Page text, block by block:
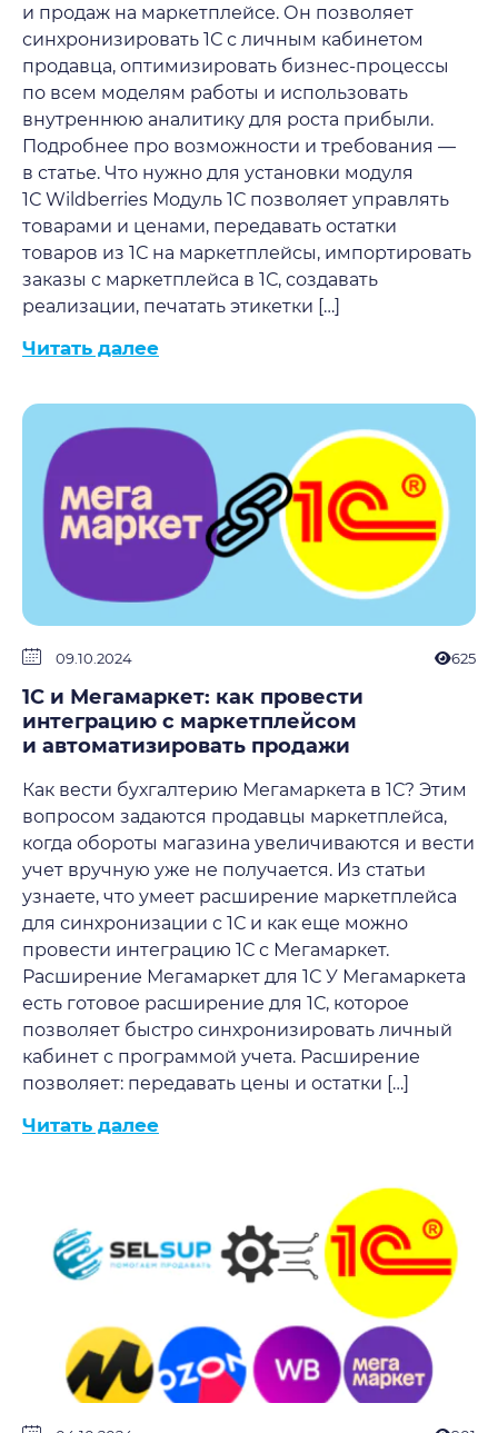
и продаж на маркетплейсе. Он позволяет
синхронизировать 1С с личным кабинетом
продавца, оптимизировать бизнес-процессы
по всем моделям работы и использовать
внутреннюю аналитику для роста прибыли.
Подробнее про возможности и требования —
в статье. Что нужно для установки модуля
1С Wildberries Модуль 1С позволяет управлять
товарами и ценами, передавать остатки
товаров из 1С на маркетплейсы, импортировать
заказы с маркетплейса в 1С, создавать
реализации, печатать этикетки […]
Читать далее
09.10.2024 625
1С и Мегамаркет: как провести
интеграцию с маркетплейсом
и автоматизировать продажи
Как вести бухгалтерию Мегамаркета в 1С? Этим
вопросом задаются продавцы маркетплейса,
когда обороты магазина увеличиваются и вести
учет вручную уже не получается. Из статьи
узнаете, что умеет расширение маркетплейса
для синхронизации с 1С и как еще можно
провести интеграцию 1С с Мегамаркет.
Расширение Мегамаркет для 1С У Мегамаркета
есть готовое расширение для 1С, которое
позволяет быстро синхронизировать личный
кабинет с программой учета. Расширение
позволяет: передавать цены и остатки […]
Читать далее